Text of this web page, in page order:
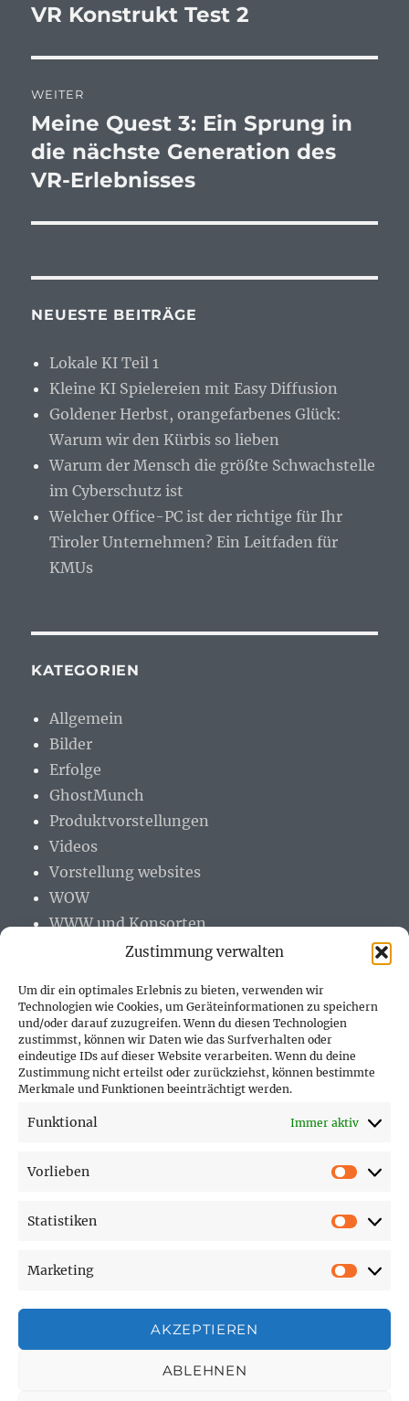
Zustimmung verwalten
Um dir ein optimales Erlebnis zu bieten, verwenden wir
Technologien wie Cookies, um Geräteinformationen zu speichern
und/oder darauf zuzugreifen. Wenn du diesen Technologien
zustimmst, können wir Daten wie das Surfverhalten oder
eindeutige IDs auf dieser Website verarbeiten. Wenn du deine
Zustimmung nicht erteilst oder zurückziehst, können bestimmte
Merkmale und Funktionen beeinträchtigt werden.
Funktional Immer aktiv
Vorlieben
Statistiken
Marketing
AKZEPTIEREN
ABLEHNEN
Vorheriger
VR Konstrukt Test 2
WEITER
Nächster
Beitrag:
Meine Quest 3: Ein Sprung in
die nächste Generation des
VR-Erlebnisses
NEUESTE BEITRÄGE
Lokale KI Teil 1
Kleine KI Spielereien mit Easy Diffusion
Goldener Herbst, orangefarbenes Glück:
Warum wir den Kürbis so lieben
Warum der Mensch die größte Schwachstelle
im Cyberschutz ist
Welcher Office-PC ist der richtige für Ihr
Tiroler Unternehmen? Ein Leitfaden für
KMUs
KATEGORIEN
Allgemein
Bilder
Erfolge
GhostMunch
Produktvorstellungen
Videos
Vorstellung websites
WOW
WWW und Konsorten
PARTNER (LINKS)
Hofer Technik GmbH
Hofer Techniks Shop
Sonne und Erde
SEITEN
Affiliate Disclosure
Datenschutzerklärung
Impressum